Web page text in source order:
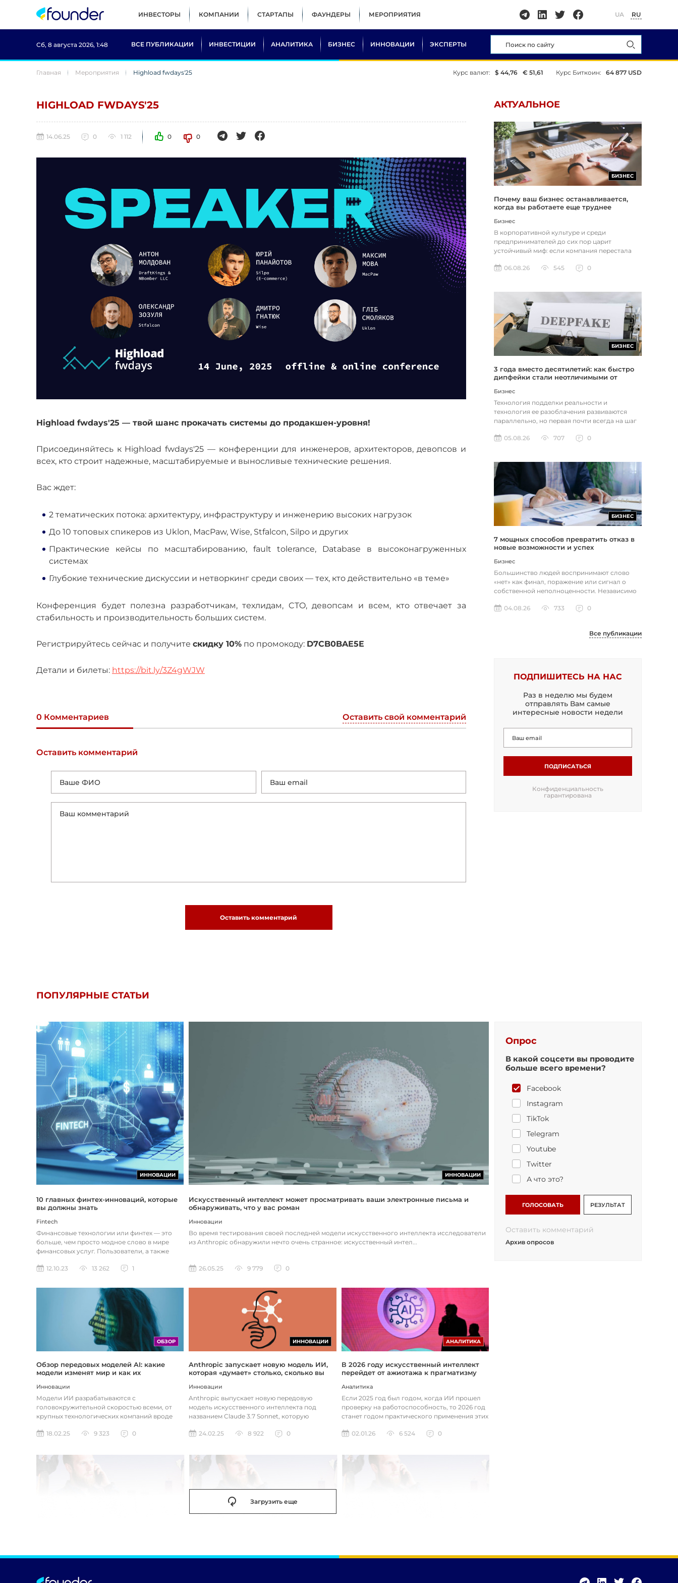
ИНВЕСТОРЫ КОМПАНИИ СТАРТАПЫ ФАУНДЕРЫ МЕРОПРИЯТИЯ UA RU
Сб, 8 августа 2026, 1:48 ВСЕ ПУБЛИКАЦИИ ИНВЕСТИЦИИ АНАЛИТИКА БИЗНЕС ИННОВАЦИИ ЭКСПЕРТЫ
Главная Мероприятия Highload fwdays'25 Курс валют: $ 44,76 € 51,61 Курс Биткоин: 64 877 USD
HIGHLOAD FWDAYS'25
14.06.25 0 1 112 0 0
Highload fwdays'25 — твой шанс прокачать системы до продакшен-уровня!
Присоединяйтесь к Highload fwdays'25 — конференции для инженеров, архитекторов, девопсов и
всех, кто строит надежные, масштабируемые и выносливые технические решения.
Вас ждет:
2 тематических потока: архитектуру, инфраструктуру и инженерию высоких нагрузок
До 10 топовых спикеров из Uklon, MacPaw, Wise, Stfalcon, Silpo и других
Практические кейсы по масштабированию, fault tolerance, Database в высоконагруженных
системах
Глубокие технические дискуссии и нетворкинг среди своих — тех, кто действительно «в теме»
Конференция будет полезна разработчикам, техлидам, CTO, девопсам и всем, кто отвечает за
стабильность и производительность больших систем.
Регистрируйтесь сейчас и получите скидку 10% по промокоду: D7CB0BAE5E
Детали и билеты: https://bit.ly/3Z4gWJW
0 Комментариев Оставить свой комментарий
Оставить комментарий
Оставить комментарий
АКТУАЛЬНОЕ
БИЗНЕС
Почему ваш бизнес останавливается,
когда вы работаете еще труднее
Бизнес
В корпоративной культуре и среди
предпринимателей до сих пор царит
устойчивый миф: если компания перестала
пр...06.08.26 545 0
БИЗНЕС
3 года вместо десятилетий: как быстро
дипфейки стали неотличимыми от
Бизнес
Технология подделки реальности и
технология ее разоблачения развиваются
параллельно, но первая почти всегда на шаг
05.08.26
707 0
БИЗНЕС
7 мощных способов превратить отказ в
новые возможности и успех
Бизнес
Большинство людей воспринимают слово
«нет» как финал, поражение или сигнал о
собственной неполноценности. Независимо
04.08.26
733 0
Все публикации
ПОДПИШИТЕСЬ НА НАС
Раз в неделю мы будем
отправлять Вам самые
интересные новости недели
ПОДПИСАТЬСЯ
Конфиденциальность
гарантирована
ПОПУЛЯРНЫЕ СТАТЬИ
ИННОВАЦИИ
10 главных финтех-инноваций, которые
вы должны знать
Fintech
Финансовые технологии или финтех — это
больше, чем просто модное слово в мире
финансовых услуг. Пользователи, а также
12.10.23
13 262 1
ИННОВАЦИИ
Искусственный интеллект может просматривать ваши электронные письма и
обнаруживать, что у вас роман
Инновации
Во время тестирования своей последней модели искусственного интеллекта исследователи
из Anthropic обнаружили нечто очень странное: искусственный интел...
26.05.25 9 779 0
ОБЗОР
Обзор передовых моделей AI: какие
модели изменят мир и как их
Инновации
Модели ИИ разрабатываются с
головокружительной скоростью всеми, от
крупных технологических компаний вроде
Anthropic...
18.02.25 9 323 0
ИННОВАЦИИ
Anthropic запускает новую модель ИИ,
которая «думает» столько, сколько вы
Инновации
Anthropic выпускает новую передовую
модель искусственного интеллекта под
названием Claude 3.7 Sonnet, которую
24.02.25
8 922 0
АНАЛИТИКА
В 2026 году искусственный интеллект
перейдет от ажиотажа к прагматизму
Аналитика
Если 2025 год был годом, когда ИИ прошел
проверку на работоспособность, то 2026 год
станет годом практического применения этих
02.01.26
6 524 0
Загрузить еще
Опрос
В какой соцсети вы проводите
больше всего времени?
Facebook
Instagram
TikTok
Telegram
Youtube
Twitter
А что это?
ГОЛОСОВАТЬ РЕЗУЛЬТАТ
Оставить комментарий
Архив опросов